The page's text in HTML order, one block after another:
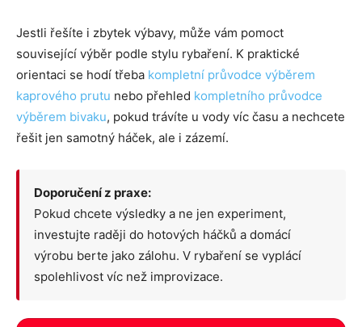
Jestli řešíte i zbytek výbavy, může vám pomoct
související výběr podle stylu rybaření. K praktické
orientaci se hodí třeba kompletní průvodce výběrem
kaprového prutu nebo přehled kompletního průvodce
výběrem bivaku, pokud trávíte u vody víc času a nechcete
řešit jen samotný háček, ale i zázemí.
Doporučení z praxe:
Pokud chcete výsledky a ne jen experiment,
investujte raději do hotových háčků a domácí
výrobu berte jako zálohu. V rybaření se vyplácí
spolehlivost víc než improvizace.